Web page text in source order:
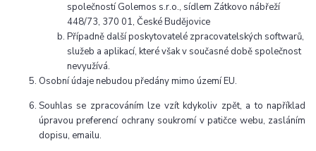
společností Golemos s.r.o., sídlem Zátkovo nábřeží
448/73, 370 01, České Budějovice
Případně další poskytovatelé zpracovatelských softwarů,
služeb a aplikací, které však v současné době společnost
nevyužívá.
Osobní údaje nebudou předány mimo území EU.
Souhlas se zpracováním lze vzít kdykoliv zpět, a to například
úpravou preferencí ochrany soukromí v patičce webu, zasláním
dopisu, emailu.